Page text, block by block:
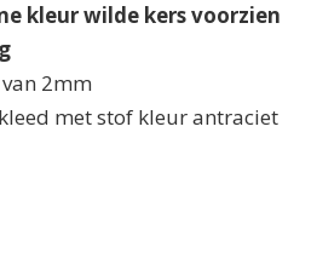
kleur wilde kers voorzien
2mm
met stof kleur antraciet